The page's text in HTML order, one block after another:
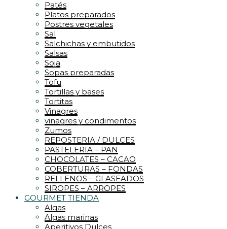
Patés
Platos preparados
Postres vegetales
Sal
Salchichas y embutidos
Salsas
Soja
Sopas preparadas
Tofu
Tortillas y bases
Tortitas
Vinagres
vinagres y condimentos
Zumos
REPOSTERIA / DULCES
PASTELERIA – PAN
CHOCOLATES – CACAO
COBERTURAS – FONDAS
RELLENOS – GLASEADOS
SIROPES – ARROPES
GOURMET TIENDA
Algas
Algas marinas
Aperitivos Dulces